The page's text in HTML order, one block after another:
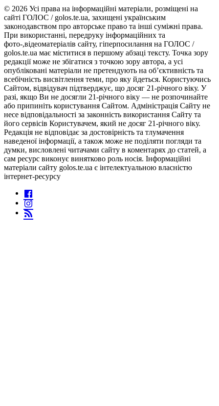
© 2026 Усі права на інформаційні матеріали, розміщені на
сайті ГОЛОС / golos.te.ua, захищені українським
законодавством про авторське право та інші суміжні права.
При використанні, передруку інформаційних та
фото-,відеоматеріалів сайту, гіперпосилання на ГОЛОС /
golos.te.ua має міститися в першому абзаці тексту. Точка зору
редакції може не збігатися з точкою зору автора, а усі
опубліковані матеріали не претендують на об’єктивність та
всебічність висвітлення теми, про яку йдеться. Користуючись
Сайтом, відвідувач підтверджує, що досяг 21-річного віку. У
разі, якщо Ви не досягли 21-річного віку — не розпочинайте
або припиніть користування Сайтом. Адміністрація Сайту не
несе відповідальності за законність використання Сайту та
його сервісів Користувачем, який не досяг 21-річного віку.
Редакція не відповідає за достовірність та тлумачення
наведеної інформації, а також може не поділяти погляди та
думки, висловлені читачами сайту в коментарях до статей, а
сам ресурс виконує винятково роль носія. Інформаційні
матеріали сайту golos.te.ua є інтелектуальною власністю
інтернет-ресурсу